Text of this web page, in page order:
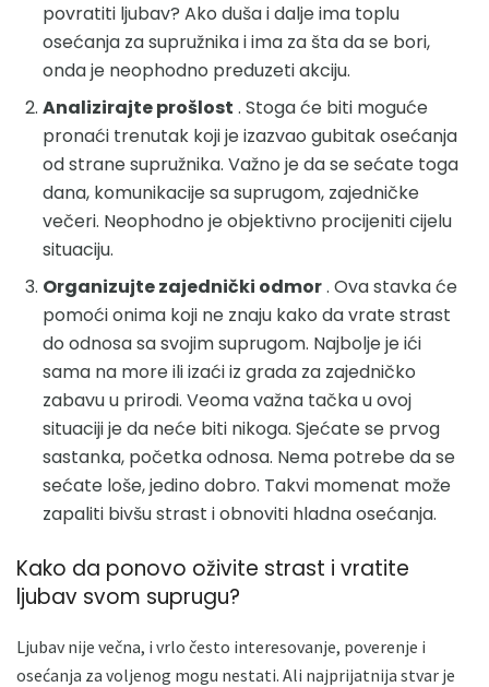
povratiti ljubav? Ako duša i dalje ima toplu
osećanja za supružnika i ima za šta da se bori,
onda je neophodno preduzeti akciju.
Analizirajte prošlost . Stoga će biti moguće
pronaći trenutak koji je izazvao gubitak osećanja
od strane supružnika. Važno je da se sećate toga
dana, komunikacije sa suprugom, zajedničke
večeri. Neophodno je objektivno procijeniti cijelu
situaciju.
Organizujte zajednički odmor. Ova stavka će
pomoći onima koji ne znaju kako da vrate strast
do odnosa sa svojim suprugom. Najbolje je ići
sama na more ili izaći iz grada za zajedničko
zabavu u prirodi. Veoma važna tačka u ovoj
situaciji je da neće biti nikoga. Sjećate se prvog
sastanka, početka odnosa. Nema potrebe da se
sećate loše, jedino dobro. Takvi momenat može
zapaliti bivšu strast i obnoviti hladna osećanja.
Kako da ponovo oživite strast i vratite
ljubav svom suprugu?
Ljubav nije večna, i vrlo često interesovanje, poverenje i
osećanja za voljenog mogu nestati. Ali najprijatnija stvar je